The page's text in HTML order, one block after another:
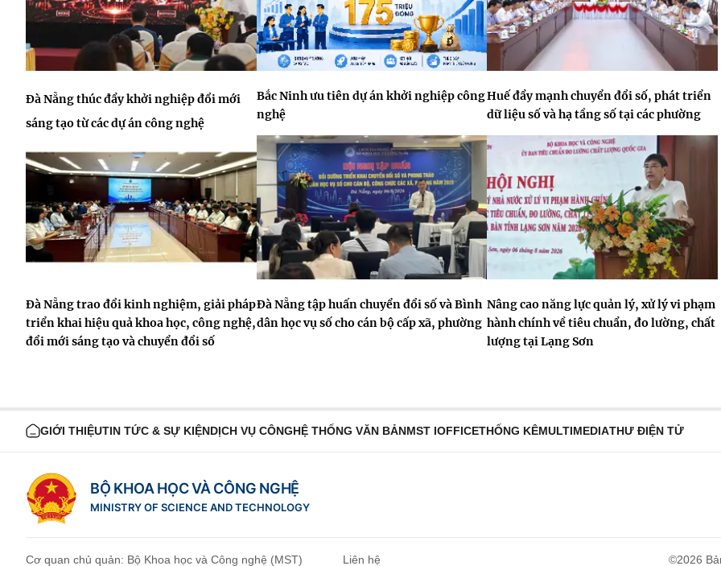
Đà Nẵng thúc đẩy khởi nghiệp đổi mới
sáng tạo từ các dự án công nghệ
Bắc Ninh ưu tiên dự án khởi nghiệp công
nghệ
Huế đẩy mạnh chuyển đổi số, phát triển
dữ liệu số và hạ tầng số tại các phường
Đà Nẵng trao đổi kinh nghiệm, giải pháp
triển khai hiệu quả khoa học, công nghệ,
đổi mới sáng tạo và chuyển đổi số
Đà Nẵng tập huấn chuyển đổi số và Bình
dân học vụ số cho cán bộ cấp xã, phường
Nâng cao năng lực quản lý, xử lý vi phạm
hành chính về tiêu chuẩn, đo lường, chất
lượng tại Lạng Sơn
GIỚI THIỆUTIN TỨC & SỰ KIỆNDỊCH VỤ CÔNGHỆ THỐNG VĂN BẢNMST IOFFICETHỐNG KÊMULTIMEDIATHƯ ĐIỆN TỬ
BỘ KHOA HỌC VÀ CÔNG NGHỆ
MINISTRY OF SCIENCE AND TECHNOLOGY
Cơ quan chủ quản: Bộ Khoa học và Công nghệ (MST) Liên hệ ©2026